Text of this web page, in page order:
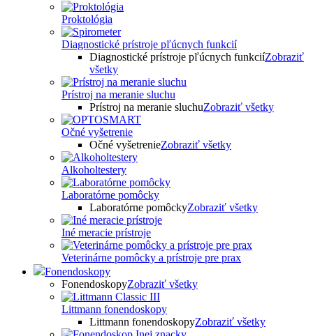
Proktológia
Diagnostické prístroje pľúcnych funkcií
Diagnostické prístroje pľúcnych funkciíZobraziť
všetky
Prístroj na meranie sluchu
Prístroj na meranie sluchuZobraziť všetky
Očné vyšetrenie
Očné vyšetrenieZobraziť všetky
Alkoholtestery
Laboratórne pomôcky
Laboratórne pomôckyZobraziť všetky
Iné meracie prístroje
Veterinárne pomôcky a prístroje pre prax
Fonendoskopy
FonendoskopyZobraziť všetky
Littmann fonendoskopy
Littmann fonendoskopyZobraziť všetky